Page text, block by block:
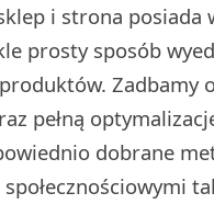
i strona
prosty sposób
Zadbamy
pełną
dobrane